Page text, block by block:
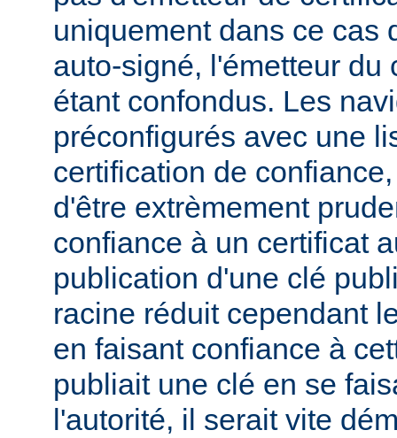
uniquement dans ce cas
auto-signé, l'émetteur du
étant confondus. Les
préconfigurés avec une
certification de
d'être extrèmement
confiance à un certificat
publication d'une clé
racine réduit cependant
en faisant confiance à
publiait une clé en se
l'autorité, il serait vite